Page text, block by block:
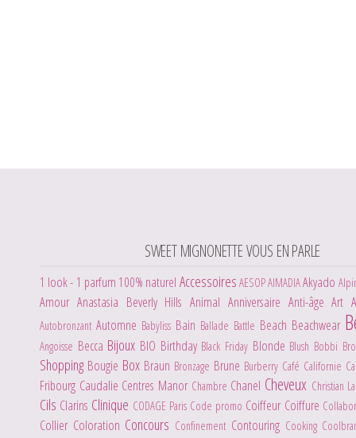
SWEET MIGNONETTE VOUS EN PARLE
1 look - 1 parfum 100% naturel Accessoires AESOPAIMADIAAkyado
Amour Anastasia Beverly HillsAnimal Anniversaire Anti-âgeArt
Autobronzant Automne Babyliss Bain Ballade Battle Beach Beachwear
Angoisse Becca Bijoux BIO Birthday Black Friday Blonde Blush Bobbi
Shopping Bougie Box Braun Bronzage Brune Burberry Café Californie
Fribourg Caudalie Centres Manor Chambre Chanel Cheveux Christian
Cils Clarins Clinique CODAGE Paris Code promo Coiffeur Coiffure
Collier Coloration Concours Confinement Contouring Cooking